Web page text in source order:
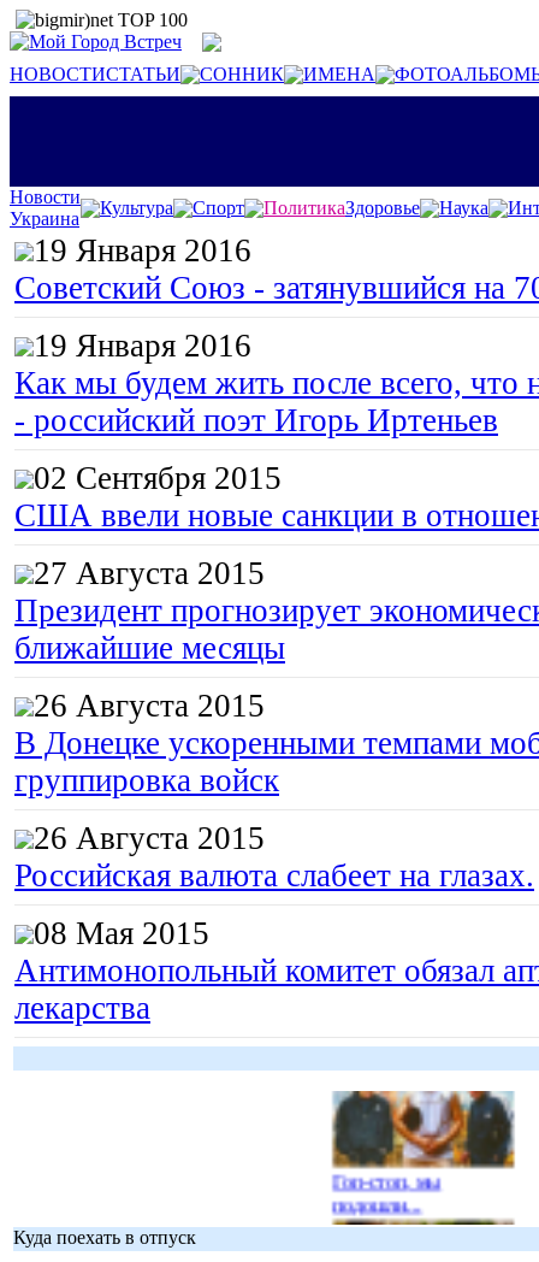
НОВОСТИСТАТЬИ СОННИК ИМЕНА
Новости
Украина
Культура Спорт ПолитикаЗдоровье Наука
19 Января 2016
Советский Союз - затянувшийся на
19 Января 2016
Как мы будем жить после всего, что
- российский поэт Игорь Иртеньев
02 Сентября 2015
США ввели новые санкции в
27 Августа 2015
Президент прогнозирует
ближайшие месяцы
26 Августа 2015
В Донецке ускоренными темпами
группировка войск
26 Августа 2015
Российская валюта слабеет на глазах.
08 Мая 2015
Антимонопольный комитет обязал
лекарства
Гоп-стоп, мы
подошли...
Куда поехать в отпуск